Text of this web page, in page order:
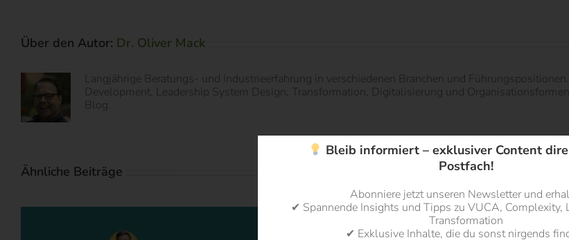
Über den Autor: Dr. Oliver Mack
Langjährige Beratungs- und Industrieerfahrung in verschiedenen Branchen und
Development, Leadership System Design, Transformation, Digitalisierung und
Blog.
Ähnliche Beiträge
Bleib informiert – exklusiver Content
Postfach!
Abonniere jetzt unseren Newsletter und
✔ Spannende Insights und Tipps zu VUCA, Complexity,
Transformation
✔ Exklusive Inhalte, die du sonst nirgends